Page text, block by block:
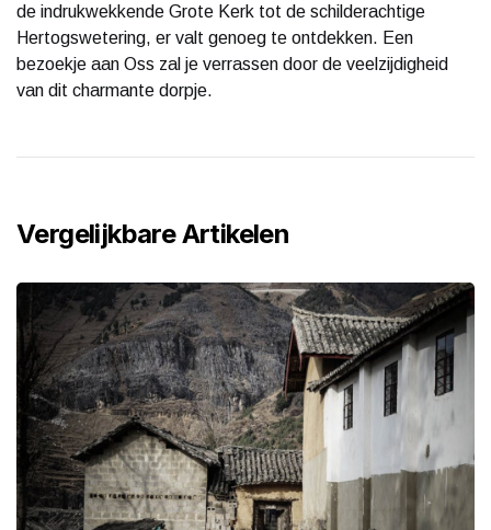
de indrukwekkende Grote Kerk tot de schilderachtige
Hertogswetering, er valt genoeg te ontdekken. Een
bezoekje aan Oss zal je verrassen door de veelzijdigheid
van dit charmante dorpje.
Vergelijkbare Artikelen